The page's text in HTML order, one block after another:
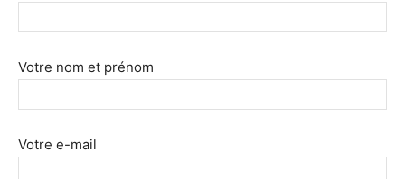
Votre nom et prénom
Votre e-mail